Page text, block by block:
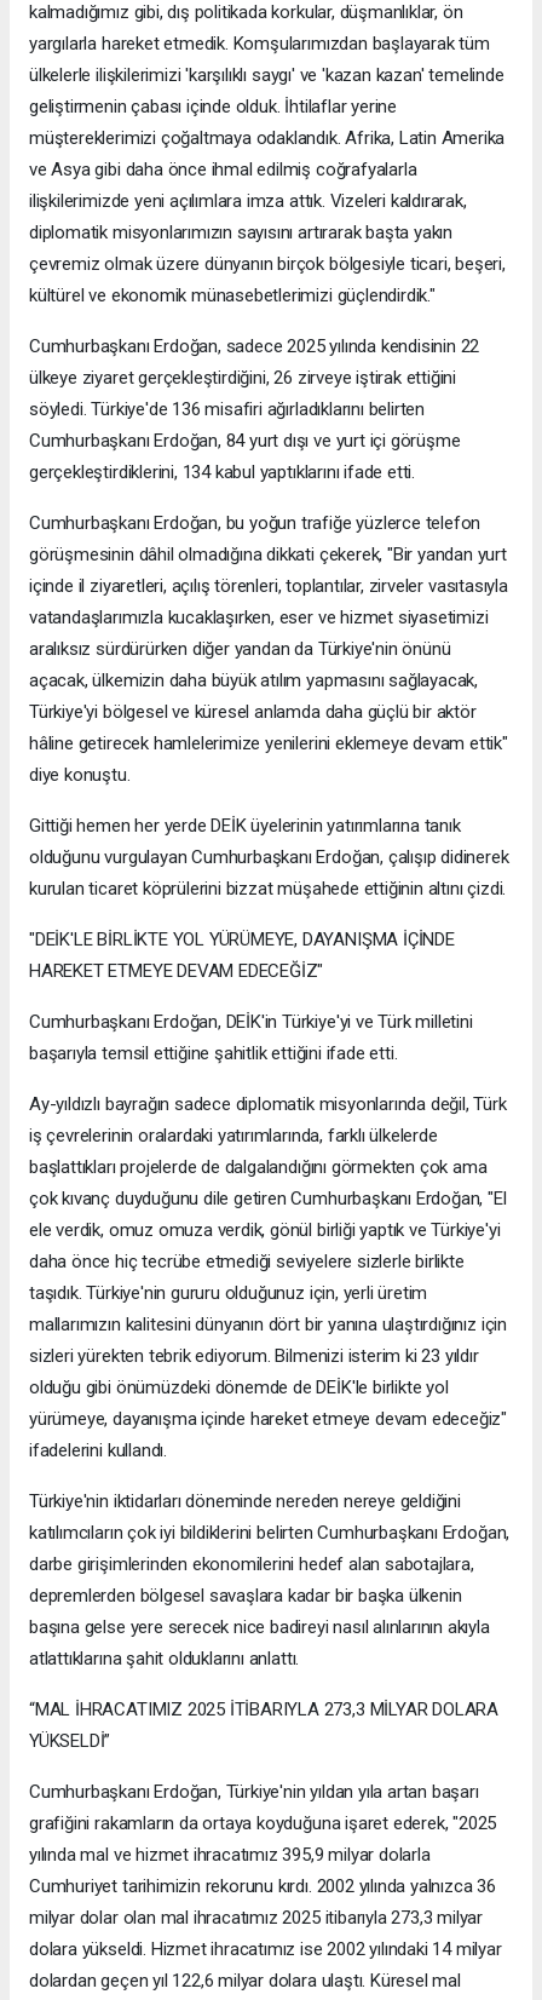
kalmadığımız gibi, dış politikada korkular, düşmanlıklar, ön
yargılarla hareket etmedik. Komşularımızdan başlayarak tüm
ülkelerle ilişkilerimizi 'karşılıklı saygı' ve 'kazan kazan' temelinde
geliştirmenin çabası içinde olduk. İhtilaflar yerine
müştereklerimizi çoğaltmaya odaklandık. Afrika, Latin Amerika
ve Asya gibi daha önce ihmal edilmiş coğrafyalarla
ilişkilerimizde yeni açılımlara imza attık. Vizeleri kaldırarak,
diplomatik misyonlarımızın sayısını artırarak başta yakın
çevremiz olmak üzere dünyanın birçok bölgesiyle ticari, beşeri,
kültürel ve ekonomik münasebetlerimizi güçlendirdik."
Cumhurbaşkanı Erdoğan, sadece 2025 yılında kendisinin 22
ülkeye ziyaret gerçekleştirdiğini, 26 zirveye iştirak ettiğini
söyledi. Türkiye'de 136 misafiri ağırladıklarını belirten
Cumhurbaşkanı Erdoğan, 84 yurt dışı ve yurt içi görüşme
gerçekleştirdiklerini, 134 kabul yaptıklarını ifade etti.
Cumhurbaşkanı Erdoğan, bu yoğun trafiğe yüzlerce telefon
görüşmesinin dâhil olmadığına dikkati çekerek, "Bir yandan yurt
içinde il ziyaretleri, açılış törenleri, toplantılar, zirveler vasıtasıyla
vatandaşlarımızla kucaklaşırken, eser ve hizmet siyasetimizi
aralıksız sürdürürken diğer yandan da Türkiye'nin önünü
açacak, ülkemizin daha büyük atılım yapmasını sağlayacak,
Türkiye'yi bölgesel ve küresel anlamda daha güçlü bir aktör
hâline getirecek hamlelerimize yenilerini eklemeye devam ettik"
diye konuştu.
Gittiği hemen her yerde DEİK üyelerinin yatırımlarına tanık
olduğunu vurgulayan Cumhurbaşkanı Erdoğan, çalışıp didinerek
kurulan ticaret köprülerini bizzat müşahede ettiğinin altını çizdi.
"DEİK'LE BİRLİKTE YOL YÜRÜMEYE, DAYANIŞMA İÇİNDE
HAREKET ETMEYE DEVAM EDECEĞİZ"
Cumhurbaşkanı Erdoğan, DEİK'in Türkiye'yi ve Türk milletini
başarıyla temsil ettiğine şahitlik ettiğini ifade etti.
Ay-yıldızlı bayrağın sadece diplomatik misyonlarında değil, Türk
iş çevrelerinin oralardaki yatırımlarında, farklı ülkelerde
başlattıkları projelerde de dalgalandığını görmekten çok ama
çok kıvanç duyduğunu dile getiren Cumhurbaşkanı Erdoğan, "El
ele verdik, omuz omuza verdik, gönül birliği yaptık ve Türkiye'yi
daha önce hiç tecrübe etmediği seviyelere sizlerle birlikte
taşıdık. Türkiye'nin gururu olduğunuz için, yerli üretim
mallarımızın kalitesini dünyanın dört bir yanına ulaştırdığınız için
sizleri yürekten tebrik ediyorum. Bilmenizi isterim ki 23 yıldır
olduğu gibi önümüzdeki dönemde de DEİK'le birlikte yol
yürümeye, dayanışma içinde hareket etmeye devam edeceğiz"
ifadelerini kullandı.
Türkiye'nin iktidarları döneminde nereden nereye geldiğini
katılımcıların çok iyi bildiklerini belirten Cumhurbaşkanı Erdoğan,
darbe girişimlerinden ekonomilerini hedef alan sabotajlara,
depremlerden bölgesel savaşlara kadar bir başka ülkenin
başına gelse yere serecek nice badireyi nasıl alınlarının akıyla
atlattıklarına şahit olduklarını anlattı.
“MAL İHRACATIMIZ 2025 İTİBARIYLA 273,3 MİLYAR DOLARA
YÜKSELDİ”
Cumhurbaşkanı Erdoğan, Türkiye'nin yıldan yıla artan başarı
grafiğini rakamların da ortaya koyduğuna işaret ederek, "2025
yılında mal ve hizmet ihracatımız 395,9 milyar dolarla
Cumhuriyet tarihimizin rekorunu kırdı. 2002 yılında yalnızca 36
milyar dolar olan mal ihracatımız 2025 itibarıyla 273,3 milyar
dolara yükseldi. Hizmet ihracatımız ise 2002 yılındaki 14 milyar
dolardan geçen yıl 122,6 milyar dolara ulaştı. Küresel mal